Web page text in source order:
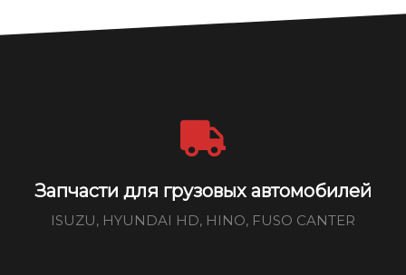
Запчасти для грузовых автомобилей
ISUZU, HYUNDAI HD, HINO, FUSO CANTER